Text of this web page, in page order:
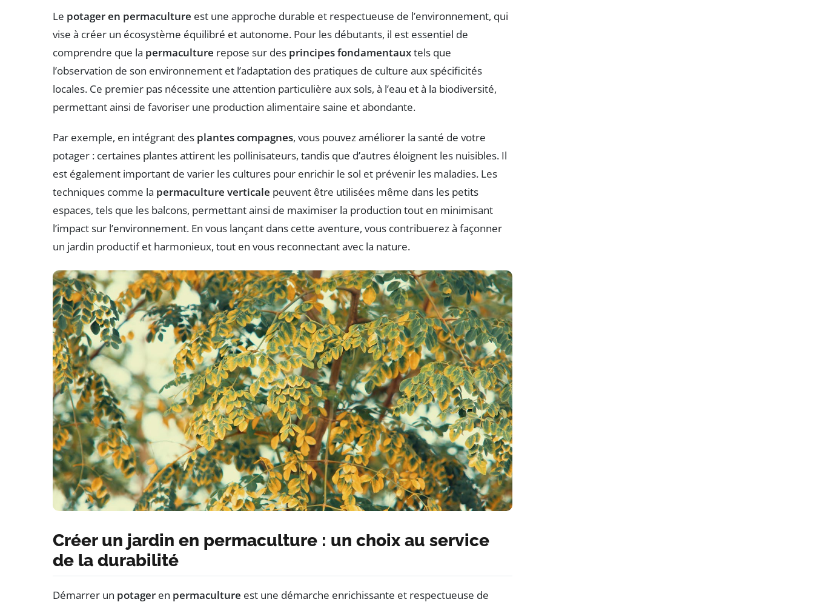
Le potager en permaculture est une approche durable et respectueuse de l’environnement, qui
vise à créer un écosystème équilibré et autonome. Pour les débutants, il est essentiel de
comprendre que la permaculture repose sur des principes fondamentauxtels que
l’observation de son environnement et l’adaptation des pratiques de culture aux spécificités
locales. Ce premier pas nécessite une attention particulière aux sols, à l’eau et à la biodiversité,
permettant ainsi de favoriser une production alimentaire saine et abondante.
Par exemple, en intégrant des plantes compagnes, vous pouvez améliorer la santé de votre
potager : certaines plantes attirent les pollinisateurs, tandis que d’autres éloignent les nuisibles. Il
est également important de varier les cultures pour enrichir le sol et prévenir les maladies. Les
techniques comme la permaculture verticale peuvent être utilisées même dans les petits
espaces, tels que les balcons, permettant ainsi de maximiser la production tout en minimisant
l’impact sur l’environnement. En vous lançant dans cette aventure, vous contribuerez à façonner
un jardin productif et harmonieux, tout en vous reconnectant avec la nature.
Créer un jardin en permaculture : un choix au service
de la durabilité
Démarrer un potager en permaculture est une démarche enrichissante et respectueuse de